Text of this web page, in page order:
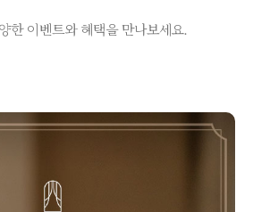
한 이벤트와 혜택을 만나보세요.